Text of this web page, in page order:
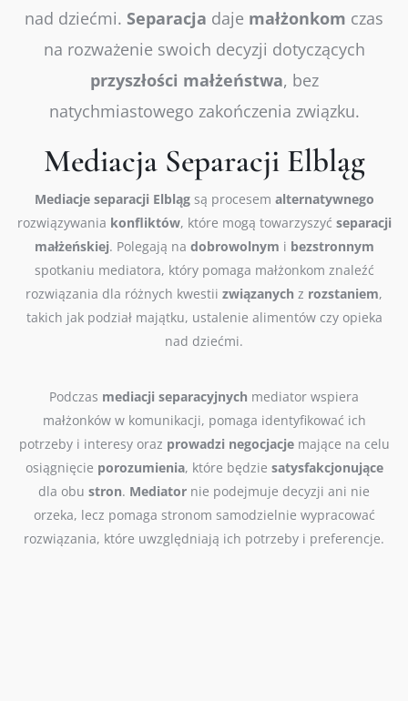
nad dziećmi. Separacja daje małżonkom czas
na rozważenie swoich decyzji dotyczących
przyszłości małżeństwa, bez
natychmiastowego zakończenia związku.
Mediacja Separacji Elbląg
Mediacje separacji Elblągsą procesem alternatywnego
rozwiązywania konfliktów, które mogą towarzyszyć separacji
małżeńskiej. Polegają na dobrowolnym i bezstronnym
spotkaniu mediatora, który pomaga małżonkom znaleźć
rozwiązania dla różnych kwestii związanych z rozstaniem,
takich jak podział majątku, ustalenie alimentów czy opieka
nad dziećmi.
Podczas mediacji separacyjnych mediator wspiera
małżonków w komunikacji, pomaga identyfikować ich
potrzeby i interesy oraz prowadzi negocjacjemające na celu
osiągnięcie porozumienia, które będzie satysfakcjonujące
dla obu stron. Mediator nie podejmuje decyzji ani nie
orzeka, lecz pomaga stronom samodzielnie wypracować
rozwiązania, które uwzględniają ich potrzeby i preferencje.